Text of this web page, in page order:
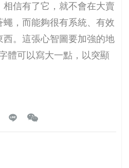
信有了它，就不會在大賣
，而能夠很有系統、有效
。這張心智圖要加強的地
體可以寫大一點，以突顯